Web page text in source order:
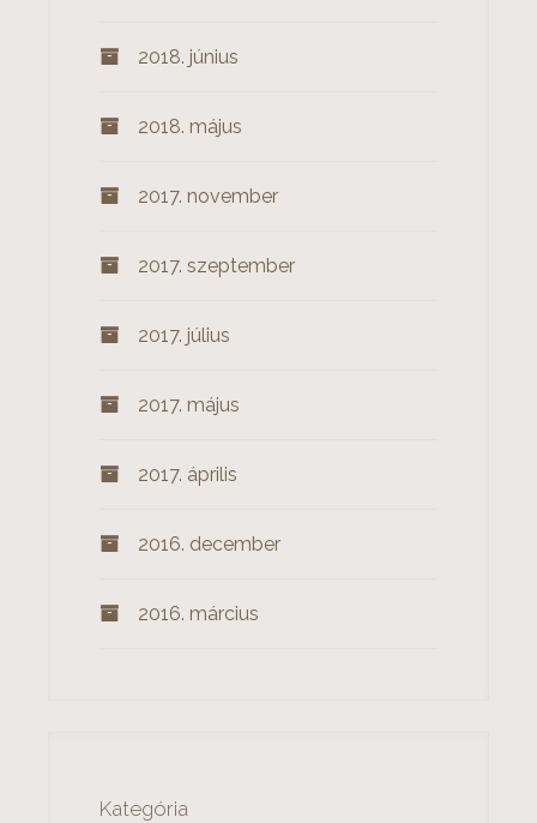
2018. június
2018. május
2017. november
2017. szeptember
2017. július
2017. május
2017. április
2016. december
2016. március
Kategória